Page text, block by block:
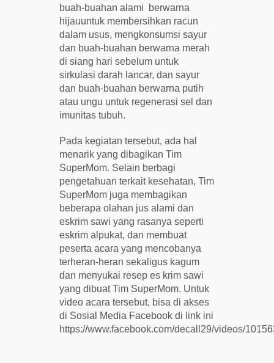
buah-buahan alami
berwarna
hijauuntuk membersihkan racun
dalam usus, mengkonsumsi sayur
dan buah-buahan berwarna merah
di siang hari sebelum untuk
sirkulasi darah lancar, dan sayur
dan buah-buahan berwarna putih
atau ungu untuk regenerasi sel dan
imunitas tubuh.
Pada kegiatan tersebut, ada hal
menarik yang dibagikan Tim
SuperMom. Selain berbagi
pengetahuan terkait kesehatan, Tim
SuperMom juga membagikan
beberapa olahan jus alami dan
eskrim sawi yang rasanya seperti
eskrim alpukat, dan membuat
peserta acara yang mencobanya
terheran-heran sekaligus kagum
dan menyukai resep es krim sawi
yang dibuat Tim SuperMom. Untuk
video acara tersebut, bisa di akses
di Sosial Media Facebook di link ini
https://www.facebook.com/decall29/videos/